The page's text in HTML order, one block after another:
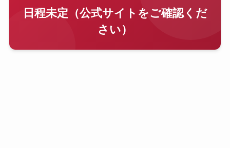
日程未定（公式サイトをご確認くだ
さい）